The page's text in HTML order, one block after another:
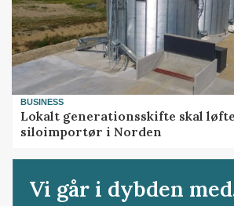
BUSINESS
Lokalt generationsskifte skal
siloimportør i Norden
Vi går i dybden